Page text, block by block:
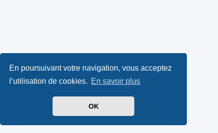
En poursuivant votre navigation, vous acceptez
l’utilisation de cookies. En savoir plus
OK